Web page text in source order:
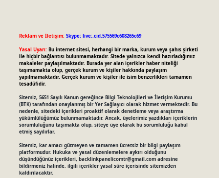
Reklam ve İletişim: Skype: live:.cid.575569c608265c69
Yasal Uyarı: Bu internet sitesi, herhangi bir marka, kurum veya şahıs şirketi
ile hiçbir bağlantısı bulunmamaktadır. Sitede yalnızca kendi hazırladığımız
makaleler paylaşılmaktadır. Burada yer alan içerikler haber niteliği
taşımamakta olup, gerçek kurum ve kişiler hakkında paylaşım
yapılmamaktadır. Gerçek kurum ve kişiler ile isim benzerlikleri tamamen
tesadüfidir.
Sitemiz, 5651 Sayılı Kanun gereğince Bilgi Teknolojileri ve İletişim Kurumu
(BTK) tarafından onaylanmış bir Yer Sağlayıcı olarak hizmet vermektedir. Bu
nedenle, sitedeki içerikleri proaktif olarak denetleme veya araştırma
yükümlülüğümüz bulunmamaktadır. Ancak, üyelerimiz yazdıkları içeriklerin
sorumluluğunu taşımakta olup, siteye üye olarak bu sorumluluğu kabul
etmiş sayılırlar.
Sitemiz, kar amacı gütmeyen ve tamamen ücretsiz bir bilgi paylaşım
platformudur. Hukuka ve yasal düzenlemelere aykırı olduğunu
düşündüğünüz içerikleri, backlinkpanelicomtr@gmail.comadresine
bildirmeniz halinde, ilgili içerikler yasal süre içerisinde sitemizden
kaldırılacaktır.